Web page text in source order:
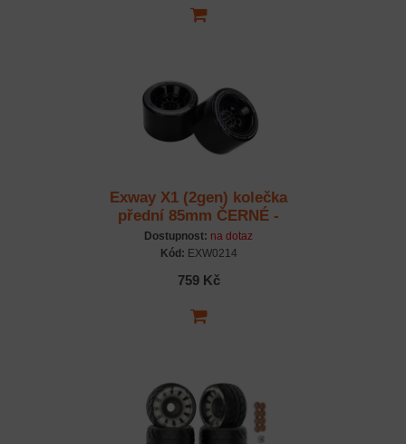
Exway X1 (2gen) kolečka
přední 85mm ČERNÉ -
pár
Dostupnost: na dotaz
Kód: EXW0214
759 Kč